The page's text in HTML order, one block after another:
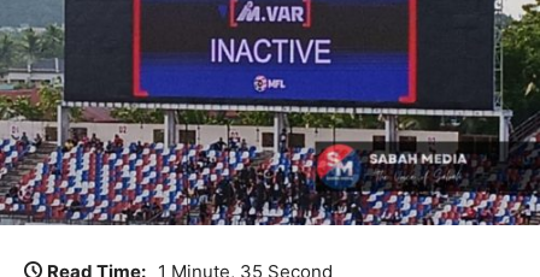
Read Time: 1 Minute, 35 Second